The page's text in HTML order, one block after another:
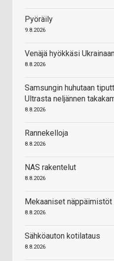
Pyöräily
9.8.2026
Venäjä hyökkäsi
8.8.2026
Samsungin huhutaan
Ultrasta neljännen
8.8.2026
Rannekelloja
8.8.2026
NAS rakentelut
8.8.2026
Mekaaniset näppäimistöt
8.8.2026
Sähköauton kotilataus
8.8.2026